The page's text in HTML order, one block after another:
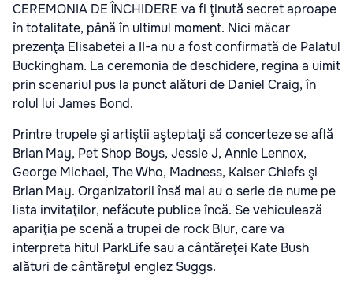
CEREMONIA DE ÎNCHIDERE va fi ţinută secret aproape
în totalitate, până în ultimul moment. Nici măcar
prezenţa Elisabetei a II-a nu a fost confirmată de Palatul
Buckingham. La ceremonia de deschidere, regina a uimit
prin scenariul pus la punct alături de Daniel Craig, în
rolul lui James Bond.
Printre trupele şi artiştii aşteptaţi să concerteze se află
Brian May, Pet Shop Boys, Jessie J, Annie Lennox,
George Michael, The Who, Madness, Kaiser Chiefs şi
Brian May. Organizatorii însă mai au o serie de nume pe
lista invitaţilor, nefăcute publice încă. Se vehiculează
apariţia pe scenă a trupei de rock Blur, care va
interpreta hitul ParkLife sau a cântăreţei Kate Bush
alături de cântăreţul englez Suggs.